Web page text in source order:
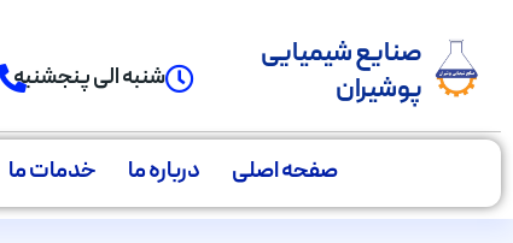
صنایع شیمیایی
پوشیران
شنبه الی پنجشنبه
صفحه اصلی درباره ما خدمات ما